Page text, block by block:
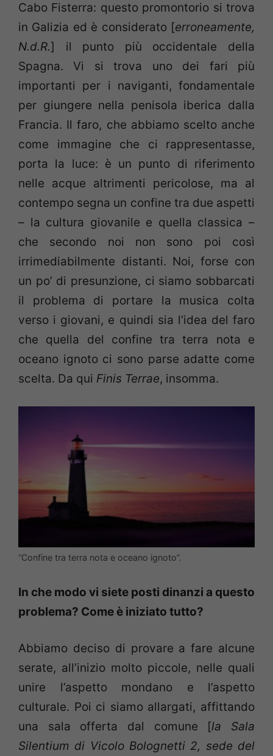
Cabo Fisterra: questo promontorio si trova
in Galizia ed è considerato [erroneamente,
N.d.R.] il punto più occidentale della
Spagna. Vi si trova uno dei fari più
importanti per i naviganti, fondamentale
per giungere nella penisola iberica dalla
Francia. Il faro, che abbiamo scelto anche
come immagine che ci rappresentasse,
porta la luce: è un punto di riferimento
nelle acque altrimenti pericolose, ma al
contempo segna un confine tra due aspetti
– la cultura giovanile e quella classica –
che secondo noi non sono poi così
irrimediabilmente distanti. Noi, forse con
un po’ di presunzione, ci siamo sobbarcati
il problema di portare la musica colta
verso i giovani, e quindi sia l’idea del faro
che quella del confine tra terra nota e
oceano ignoto ci sono parse adatte come
scelta. Da qui Finis Terrae, insomma.
“Confine tra terra nota e oceano ignoto”.
In che modo vi siete posti dinanzi a questo
problema? Come è iniziato tutto?
Abbiamo deciso di provare a fare alcune
serate, all’inizio molto piccole, nelle quali
unire l’aspetto mondano e l’aspetto
culturale. Poi ci siamo allargati, affittando
una sala offerta dal comune [la Sala
Silentium di Vicolo Bolognetti 2, sede del